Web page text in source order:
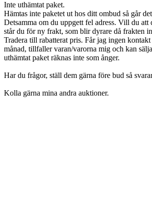
Inte uthämtat paket.
Hämtas inte paketet ut hos ditt ombud så går
Detsamma om du uppgett fel adress. Vill du att
står du för ny frakt, som blir dyrare då frakten
Tradera till rabatterat pris. Får jag ingen
månad, tillfaller varan/varorna mig och kan
uthämtat paket räknas inte som ånger.
Har du frågor, ställ dem gärna före bud så
Kolla gärna mina andra auktioner.